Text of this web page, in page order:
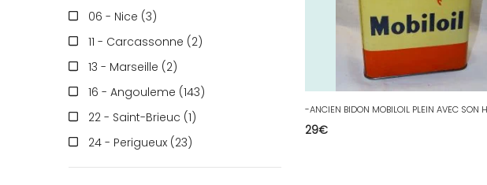
06 - Nice (3)
11 - Carcassonne (2)
13 - Marseille (2)
16 - Angouleme (143)
22 - Saint-Brieuc (1)
24 - Perigueux (23)
27 - Evreux (1)
29€